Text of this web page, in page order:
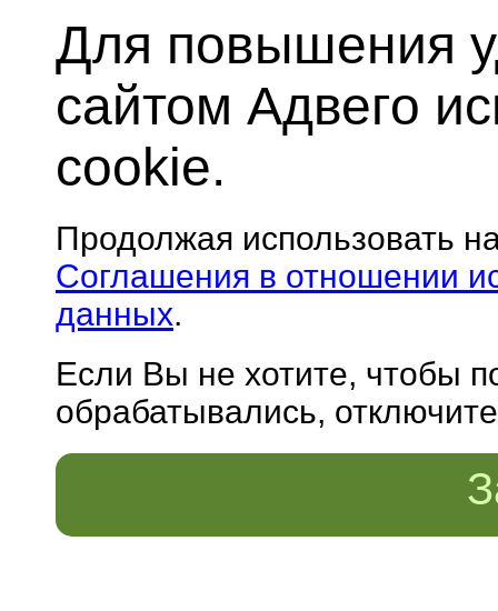
Для повышения
сайтом Адвего
cookie.
Продолжая использовать
Соглашения в отношении
данных.
Если Вы не хотите, чтобы
обрабатывались,